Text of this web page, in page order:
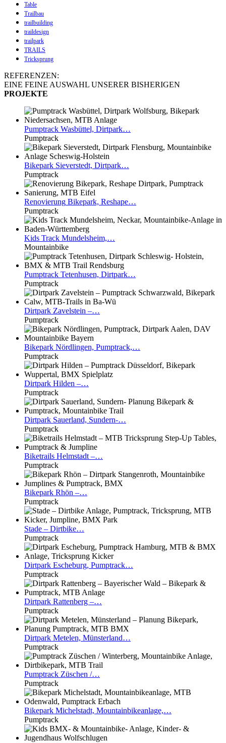
Table
Trailbau
trailbuilding
traildesign
trailpark
TRAILS
Tricksprung
REFERENZEN:
EINE FEINE AUSWAHL UNSERER BISHERIGEN
PROJEKTE
Pumptrack Wasbüttel, Dirtpark…
Pumptrack
Bikepark Sieverstedt, Dirtpark…
Pumptrack
Renovierung Bikepark, Reshape…
Pumptrack
Kids Track Mundelsheim,…
Mountainbike
Pumptrack Tetenhusen, Dirtpark…
Pumptrack
Dirtpark Zavelstein –…
Pumptrack
Bikepark Nördlingen, Pumptrack,…
Pumptrack
Dirtpark Hilden –…
Pumptrack
Dirtpark Sauerland, Sundern-…
Pumptrack
Biketrails Helmstadt –…
Pumptrack
Bikepark Rhön –…
Pumptrack
Stade – Dirtbike…
Pumptrack
Dirtpark Escheburg, Pumptrack…
Pumptrack
Dirtpark Rattenberg –…
Pumptrack
Dirtpark Metelen, Münsterland…
Pumptrack
Pumptrack Züschen /…
Pumptrack
Bikepark Michelstadt, Mountainbikeanlage,…
Pumptrack